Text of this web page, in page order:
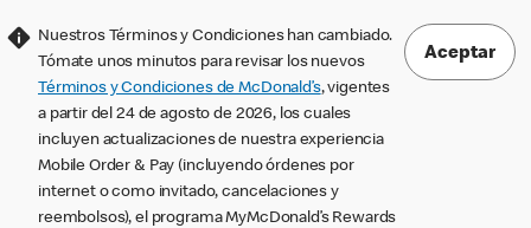
Nuestros Términos y Condiciones han cambiado.
Tómate unos minutos para revisar los nuevos
Términos y Condiciones de McDonald’s, vigentes
a partir del 24 de agosto de 2026, los cuales
incluyen actualizaciones de nuestra experiencia
Mobile Order & Pay (incluyendo órdenes por
internet o como invitado, cancelaciones y
reembolsos), el programa MyMcDonald’s Rewards
Aceptar